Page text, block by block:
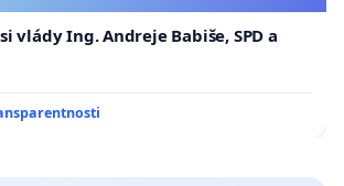
vlády Ing. Andreje Babiše, SPD a